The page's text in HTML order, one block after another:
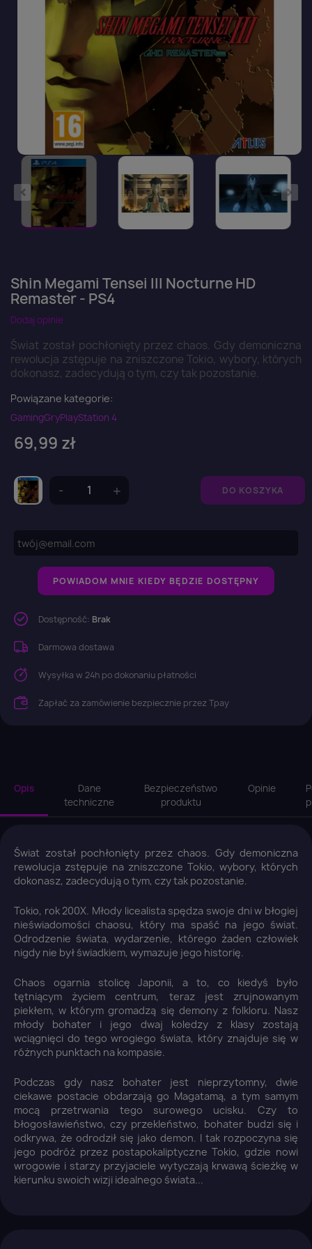
Shin Megami Tensei III Nocturne HD
Remaster - PS4
Dodaj opinie
Świat został pochłonięty przez chaos. Gdy demoniczna
rewolucja zstępuje na zniszczone Tokio, wybory, których
dokonasz, zadecydują o tym, czy tak pozostanie.
Powiązane kategorie:
GamingGryPlayStation 4
69,99 zł
DO KOSZYKA
POWIADOM MNIE KIEDY BĘDZIE DOSTĘPNY
Dostępność: Brak
Darmowa dostawa
Wysyłka w 24h po dokonaniu płatności
Zapłać za zamówienie bezpiecznie przez Tpay
Opis
Dane
techniczne
Bezpieczeństwo
produktu
Opinie
Świat został pochłonięty przez chaos. Gdy demoniczna
rewolucja zstępuje na zniszczone Tokio, wybory, których
dokonasz, zadecydują o tym, czy tak pozostanie.
Tokio, rok 200X. Młody licealista spędza swoje dni w błogiej
nieświadomości chaosu, który ma spaść na jego świat.
Odrodzenie świata, wydarzenie, którego żaden człowiek
nigdy nie był świadkiem, wymazuje jego historię.
Chaos ogarnia stolicę Japonii, a to, co kiedyś było
tętniącym życiem centrum, teraz jest zrujnowanym
piekłem, w którym gromadzą się demony z folkloru. Nasz
młody bohater i jego dwaj koledzy z klasy zostają
wciągnięci do tego wrogiego świata, który znajduje się w
różnych punktach na kompasie.
Podczas gdy nasz bohater jest nieprzytomny, dwie
ciekawe postacie obdarzają go Magatamą, a tym samym
mocą przetrwania tego surowego ucisku. Czy to
błogosławieństwo, czy przekleństwo, bohater budzi się i
odkrywa, że odrodził się jako demon. I tak rozpoczyna się
jego podróż przez postapokaliptyczne Tokio, gdzie nowi
wrogowie i starzy przyjaciele wytyczają krwawą ścieżkę w
kierunku swoich wizji idealnego świata...